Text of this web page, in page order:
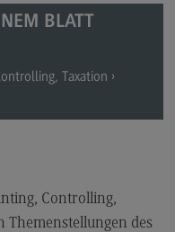
BLATT
Taxation
Controlling,
Themenstellungen des